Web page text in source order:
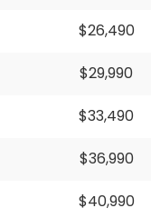
$26,490
$29,990
$33,490
$36,990
$40,990